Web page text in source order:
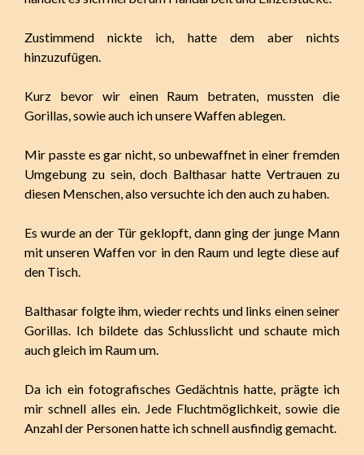
Zustimmend nickte ich, hatte dem aber nichts
hinzuzufügen.
Kurz bevor wir einen Raum betraten, mussten die
Gorillas, sowie auch ich unsere Waffen ablegen.
Mir passte es gar nicht, so unbewaffnet in einer fremden
Umgebung zu sein, doch Balthasar hatte Vertrauen zu
diesen Menschen, also versuchte ich den auch zu haben.
Es wurde an der Tür geklopft, dann ging der junge Mann
mit unseren Waffen vor in den Raum und legte diese auf
den Tisch.
Balthasar folgte ihm, wieder rechts und links einen seiner
Gorillas. Ich bildete das Schlusslicht und schaute mich
auch gleich im Raum um.
Da ich ein fotografisches Gedächtnis hatte, prägte ich
mir schnell alles ein. Jede Fluchtmöglichkeit, sowie die
Anzahl der Personen hatte ich schnell ausfindig gemacht.